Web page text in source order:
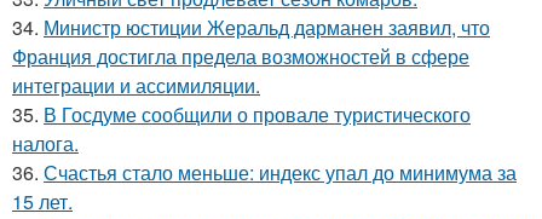
34. Министр юстиции Жеральд дарманен заявил, что
Франция достигла предела возможностей в сфере
интеграции и ассимиляции.
35. В Госдуме сообщили о провале туристического
налога.
36. Счастья стало меньше: индекс упал до минимума за
15 лет.